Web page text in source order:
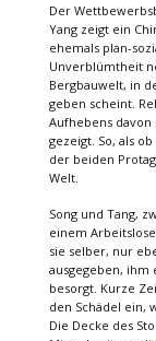
Der
Yang zeigt ein
ehemals plan-
Unverblümtheit
Bergbauwelt, in
geben scheint.
Aufhebens
gezeigt. So, als
der beiden
Welt.
Song und Tang,
einem
sie selber, nur
ausgegeben, ihm
besorgt. Kurze
den Schädel ein,
Die Decke des